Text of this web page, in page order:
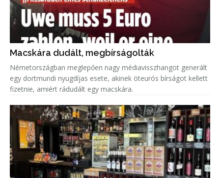
Macskára dudált, megbírságolták
Németországban meglepően nagy médiavisszhangot generált
egy dortmundi nyugdíjas esete, akinek öteurós bírságot kellett
fizetnie, amiért rádudált egy macskára.